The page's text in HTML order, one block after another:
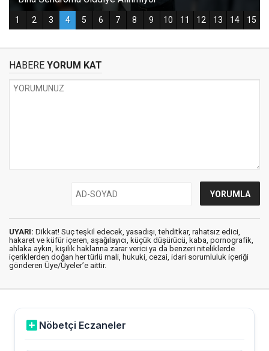
HABERE YORUM KAT
UYARI: Dikkat! Suç teşkil edecek, yasadışı, tehditkar, rahatsız edici,
hakaret ve küfür içeren, aşağılayıcı, küçük düşürücü, kaba, pornografik,
ahlaka aykırı, kişilik haklarına zarar verici ya da benzeri niteliklerde
içeriklerden doğan her türlü mali, hukuki, cezai, idari sorumluluk içeriği
gönderen Üye/Üyeler’e aittir.